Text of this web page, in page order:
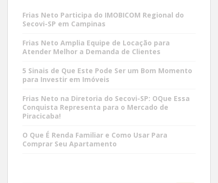
Frias Neto Participa do IMOBICOM Regional do
Secovi-SP em Campinas
Frias Neto Amplia Equipe de Locação para
Atender Melhor a Demanda de Clientes
5 Sinais de Que Este Pode Ser um Bom Momento
para Investir em Imóveis
Frias Neto na Diretoria do Secovi-SP: OQue Essa
Conquista Representa para o Mercado de
Piracicaba!
O Que É Renda Familiar e Como Usar Para
Comprar Seu Apartamento